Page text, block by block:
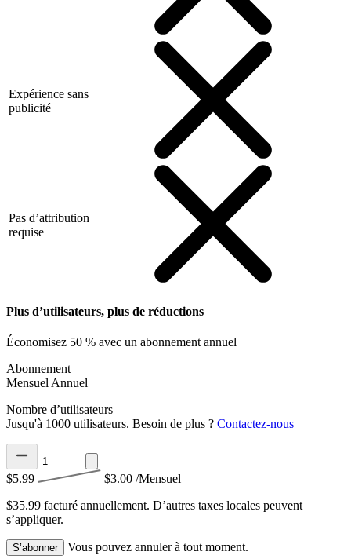
Expérience sans
publicité
Pas d’attribution
requise
Plus d’utilisateurs, plus de réductions
Économisez 50 % avec un abonnement annuel
Abonnement
Mensuel Annuel
Nombre d’utilisateurs
Jusqu'à 1000 utilisateurs. Besoin de plus ? Contactez-nous
$5.99 $3.00 /Mensuel
$35.99 facturé annuellement. D’autres taxes locales peuvent
s’appliquer.
S’abonner Vous pouvez annuler à tout moment.